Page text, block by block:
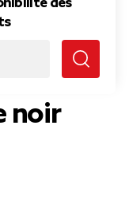
et
noir